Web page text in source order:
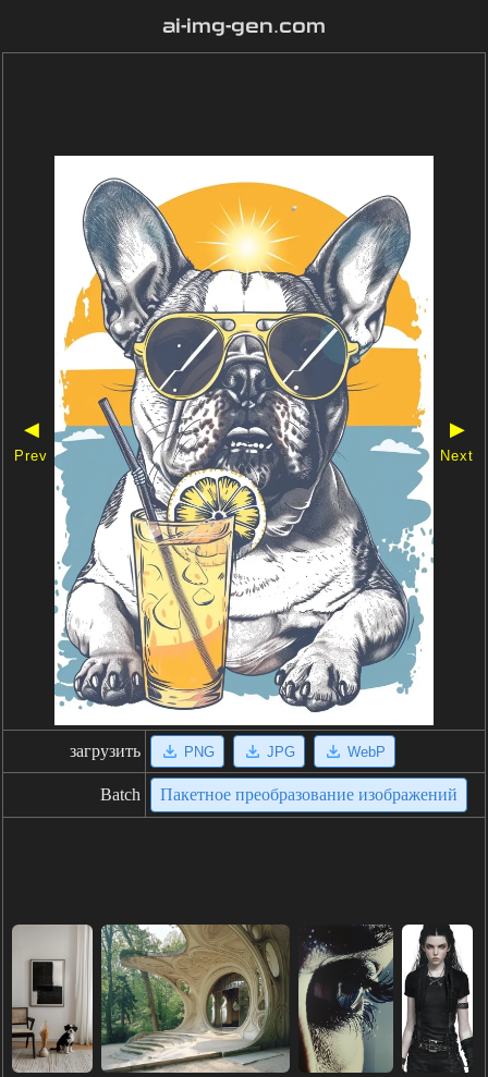
ai-img-gen.com
◀
Prev
▶
Next
загрузить PNG JPG WebP
Batch Пакетное преобразование изображений